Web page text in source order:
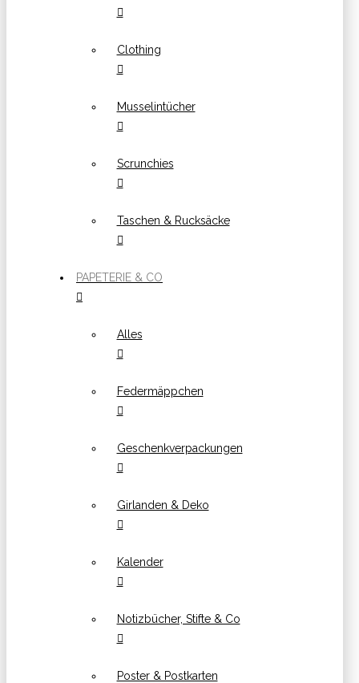
Clothing
Musselintücher
Scrunchies
Taschen & Rucksäcke
PAPETERIE & CO
Alles
Federmäppchen
Geschenkverpackungen
Girlanden & Deko
Kalender
Notizbücher, Stifte & Co
Poster & Postkarten